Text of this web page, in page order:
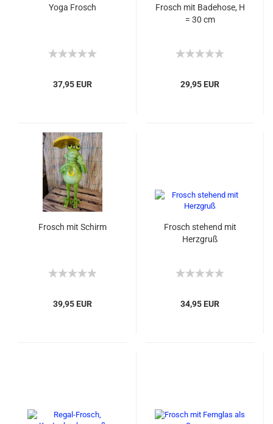
Yoga Frosch
37,95 EUR
Frosch mit Badehose, H
= 30 cm
29,95 EUR
Frosch mit Schirm
39,95 EUR
Frosch stehend mit
Herzgruß
34,95 EUR